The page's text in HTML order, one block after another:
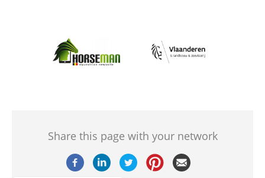
Afbeelding Afbeelding
Share this page with your network